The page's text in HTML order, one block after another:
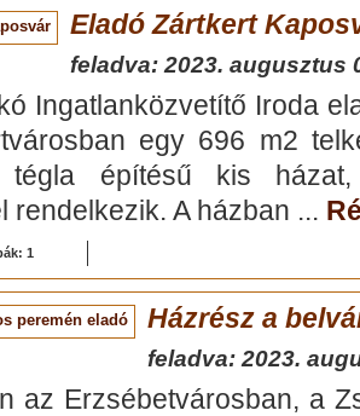
Eladó Zártkert
feladva: 2023. augusztus
Ingatlanközvetítő Iroda
egy 696 m2
tégla építésű kis
rendelkezik. A házban ...
1
Házrész a
feladva: 2023.
az Erzsébetvárosban, a